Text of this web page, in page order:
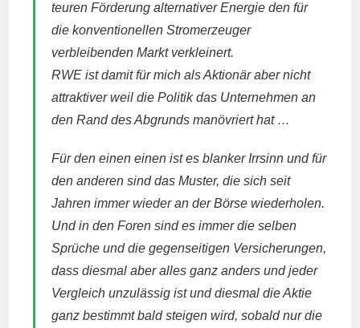
teuren Förderung alternativer Energie den für
die konventionellen Stromerzeuger
verbleibenden Markt verkleinert.
RWE ist damit für mich als Aktionär aber nicht
attraktiver weil die Politik das Unternehmen an
den Rand des Abgrunds manövriert hat …
Für den einen einen ist es blanker Irrsinn und für
den anderen sind das Muster, die sich seit
Jahren immer wieder an der Börse wiederholen.
Und in den Foren sind es immer die selben
Sprüche und die gegenseitigen Versicherungen,
dass diesmal aber alles ganz anders und jeder
Vergleich unzulässig ist und diesmal die Aktie
ganz bestimmt bald steigen wird, sobald nur die